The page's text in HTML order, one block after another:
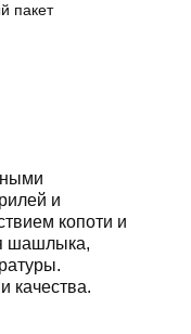
пакет
и
копоти и
шашлыка,
качества.